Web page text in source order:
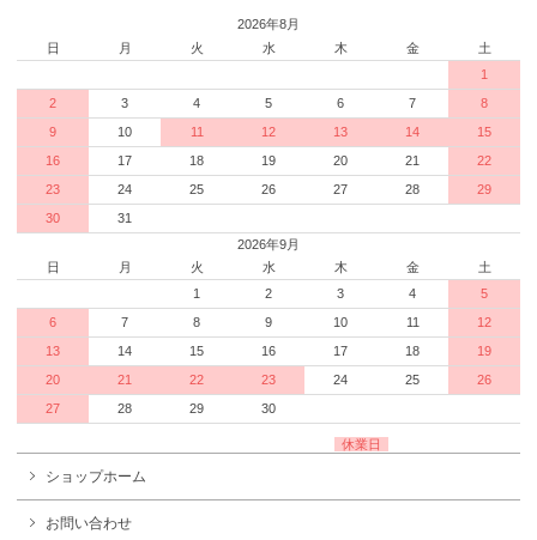
2026年8月
日
月 火 水 木 金
土
1
2
3 4 5 6 7
8
9
10 11 12 13 14
15
16
17 18 19 20 21
22
23
24 25 26 27 28
29
30
31
2026年9月
日
月 火 水 木 金
土
1
2 3 4
5
6
7 8 9 10 11
12
13
14 15 16 17 18
19
20
21 22 23 24 25
26
27
28 29 30
休業日
ショップホーム
お問い合わせ